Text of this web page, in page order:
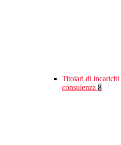
Titolari di
consulenza 8